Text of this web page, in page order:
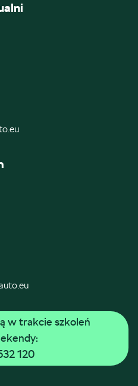
w trakcie szkoleń
120